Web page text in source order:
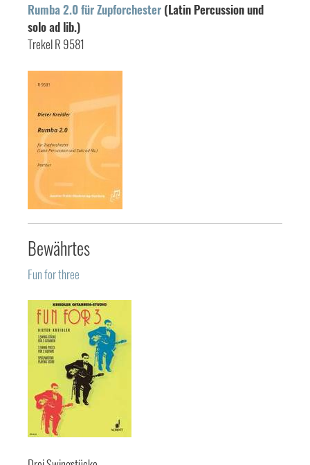
Rumba 2.0 für Zupforchester (Latin Percussion und
solo ad lib.)
Trekel R 9581
Bewährtes
Fun for three